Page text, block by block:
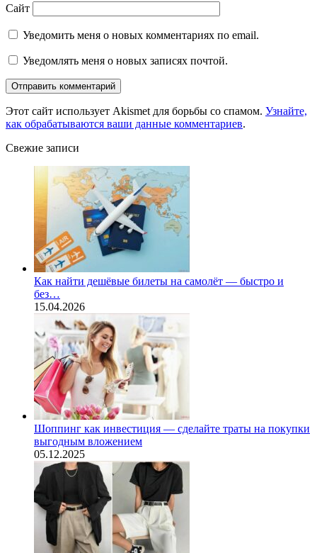
Сайт
Уведомить меня о новых комментариях по email.
Уведомлять меня о новых записях почтой.
Этот сайт использует Akismet для борьбы со спамом. Узнайте,
как обрабатываются ваши данные комментариев.
Свежие записи
Как найти дешёвые билеты на самолёт — быстро и
без…
15.04.2026
Шоппинг как инвестиция — сделайте траты на покупки
выгодным вложением
05.12.2025